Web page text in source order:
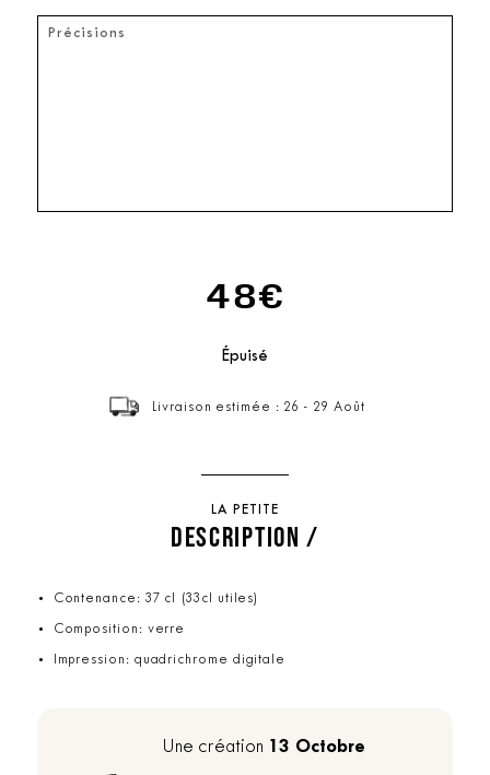
48€
Épuisé
Livraison estimée : 26 - 29 Août
LA PETITE
DESCRIPTION /
Contenance: 37 cl (33cl utiles)
Composition: verre
Impression: quadrichrome digitale
Une création 13 Octobre